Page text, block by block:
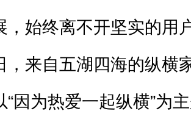
，始终离不开坚实的用
，来自五湖四海的纵横
“因为热爱一起纵横”为